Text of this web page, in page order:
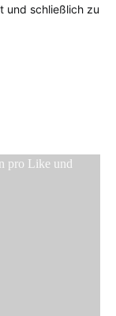
und schließlich zu